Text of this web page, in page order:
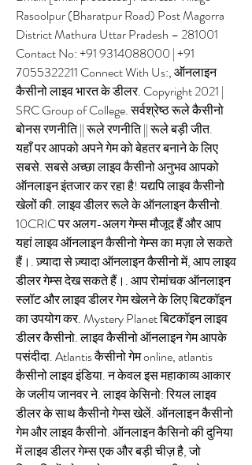
Rasoolpur (Bharatpur Road) Post Magorra
District Mathura Uttar Pradesh – 281001
Contact No: +91 9314088000 | +91
7055322211 Connect With Us:, ऑनलाइन
कैसीनो लाइव भारत के डीलर. Copyright 2021 |
SRC Group of College. सर्वश्रेष्ठ रूले कैसीनो
बोनस रणनीति || रूले रणनीति || रूले बड़ी जीत.
यहाँ पर आपको अपने गेम को बेहतर बनाने के लिए
सबसे. सबसे अच्छा लाइव कैसीनो अनुभव आपको
ऑनलाइन इंतजार कर रहा है! यद्यपि लाइव कैसीनो
खेलों की. लाइव डीलर रूले के ऑनलाइन कैसीनो.
10CRIC पर अलग-अलग गेम्स मौजूद हैं और आप
यहां लाइव ऑनलाइन कैसीनो गेम्स का मज़ा ले सकते
हैं।. ज़्यादा से ज़्यादा ऑनलाइन कैसीनो में, आप लाइव
डीलर गेम्स देख सकते हैं।. आप रोमांचक ऑनलाइन
स्लॉट और लाइव डीलर गेम खेलने के लिए बिटकॉइन
का उपयोग कर. Mystery Planet बिटकॉइन लाइव
डीलर कैसीनो. लाइव कैसीनो ऑनलाइन गेम आपके
पसंदीदा. Atlantis कैसीनो गेम online, atlantis
कैसीनो लाइव इंडिया. न केवल इस महाकाव्य आकार
के जलीय जानवर ने. लाइव केसिनो: रियल लाइव
डीलर के साथ कैसीनो गेम्स खेलें. ऑनलाइन कैसीनो
गेम और लाइव कैसीनो. ऑनलाइन कैसिनो की दुनिया
में लाइव डीलर गेम्स एक और बड़ी चीज़ है, जो